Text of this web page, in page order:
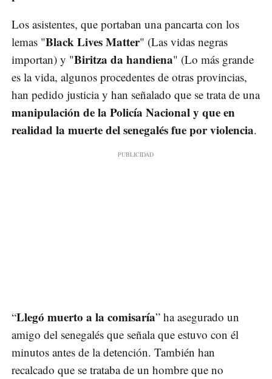
Los asistentes, que portaban una pancarta con los
lemas "Black Lives Matter" (Las vidas negras
importan) y "Biritza da handiena" (Lo más grande
es la vida, algunos procedentes de otras provincias,
han pedido justicia y han señalado que se trata de una
manipulación de la Policía Nacional y que en
realidad la muerte del senegalés fue por violencia.
“Llegó muerto a la comisaría” ha asegurado un
amigo del senegalés que señala que estuvo con él
minutos antes de la detención. También han
recalcado que se trataba de un hombre que no